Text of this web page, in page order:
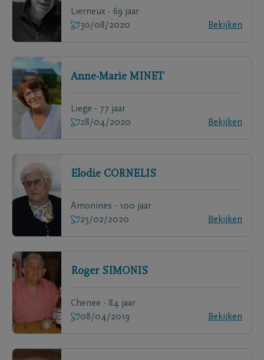
Lierneux - 69 jaar
30/08/2020
Bekijken
Anne-Marie MINET
Liege - 77 jaar
28/04/2020
Bekijken
Elodie CORNELIS
Amonines - 100 jaar
25/02/2020
Bekijken
Roger SIMONIS
Chenee - 84 jaar
08/04/2019
Bekijken